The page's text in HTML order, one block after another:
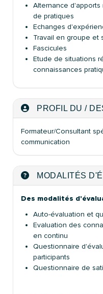
Alternance
de pratiques
Echanges
Travail en groupe et
Fascicules
Etude de situations
connaissances
PROFIL DU /
Formateur/Consultant
communication
MODALITÉS
Des modalités
Auto-évaluation et
Evaluation des
en continu
Questionnaire
participants
Questionnaire de